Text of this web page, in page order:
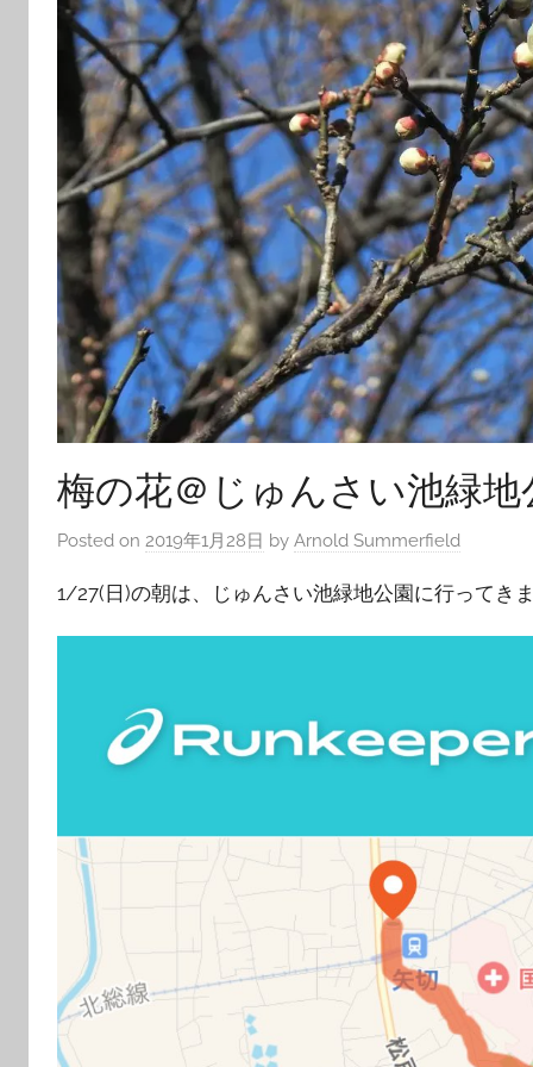
梅の花＠じゅんさい池緑地
Posted on 2019年1月28日 by Arnold Summerfield
1/27(日)の朝は、じゅんさい池緑地公園に行ってき